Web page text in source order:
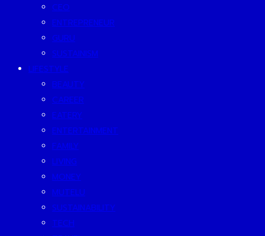
CEO
ENTREPRENEUR
GURU
SUSTAINISM
LIFESTYLE
BEAUTY
CAREER
EATERY
ENTERTAINMENT
FAMILY
LIVING
MONEY
MUTELU
SUSTAINABILITY
TECH